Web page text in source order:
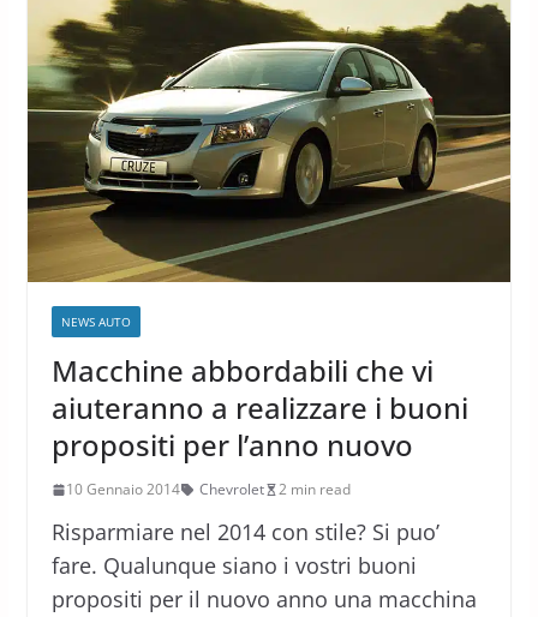
NEWS AUTO
Macchine abbordabili che vi
aiuteranno a realizzare i buoni
propositi per l’anno nuovo
10 Gennaio 2014 Chevrolet 2 min read
Risparmiare nel 2014 con stile? Si puo’
fare. Qualunque siano i vostri buoni
propositi per il nuovo anno una macchina